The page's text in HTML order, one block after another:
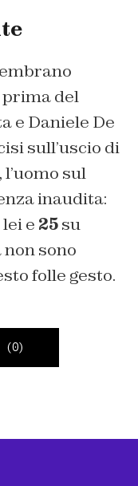
del
e Daniele De
sull’uscio di
sul
inaudita:
e 25su
sono
folle gesto.
(0)